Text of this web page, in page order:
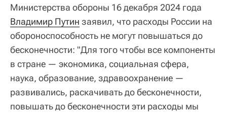
Министерства обороны 16 декабря 2024 года
Владимир Путин заявил, что расходы России на
обороноспособность не могут повышаться до
бесконечности: "Для того чтобы все компоненты
в стране — экономика, социальная сфера,
наука, образование, здравоохранение —
развивались, раскачивать до бесконечности,
повышать до бесконечности эти расходы мы